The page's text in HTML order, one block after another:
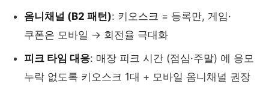
옴니채널 (B2 패턴): 키오스크 = 등록만, 게임·
쿠폰은 모바일 → 회전율 극대화
피크 타임 대응: 매장 피크 시간 (점심·주말) 에 응모
누락 없도록 키오스크 1대 + 모바일 옴니채널 권장